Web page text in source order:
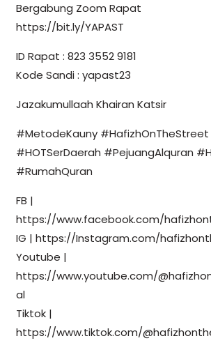
Bergabung Zoom Rapat
https://bit.ly/YAPAST
ID Rapat : 823 3552 9181
Kode Sandi : yapast23
Jazakumullaah Khairan Katsir
#MetodeKauny #HafizhOnTheStreet
#HOTSerDaerah #PejuangAlquran
#RumahQuran
FB |
https://www.facebook.com/
IG | https://Instagram.com/
Youtube |
https://www.youtube.com/
al
Tiktok |
https://www.tiktok.com/